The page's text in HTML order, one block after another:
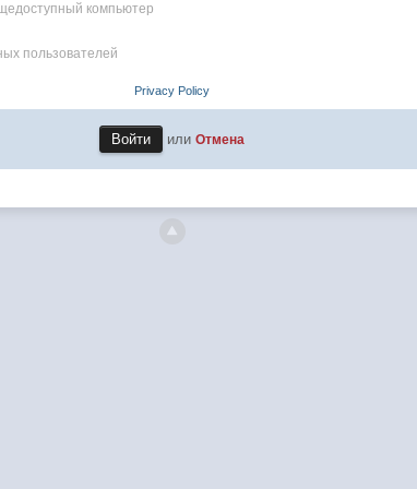
компьютер
пользователей
Privacy Policy
илиОтмена